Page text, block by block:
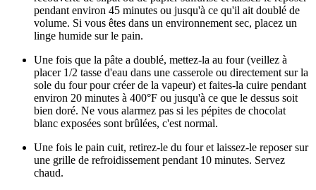
pendant environ 45 minutes ou jusqu'à ce qu'il ait doublé de
volume. Si vous êtes dans un environnement sec, placez un
linge humide sur le pain.
Une fois que la pâte a doublé, mettez-la au four (veillez à
placer 1/2 tasse d'eau dans une casserole ou directement sur la
sole du four pour créer de la vapeur) et faites-la cuire pendant
environ 20 minutes à 400°F ou jusqu'à ce que le dessus soit
bien doré. Ne vous alarmez pas si les pépites de chocolat
blanc exposées sont brûlées, c'est normal.
Une fois le pain cuit, retirez-le du four et laissez-le reposer sur
une grille de refroidissement pendant 10 minutes. Servez
chaud.